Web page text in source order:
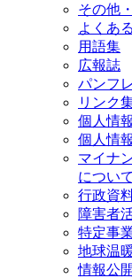
その他
よくあ
用語集
広報誌
パンフ
リンク
個人情
個人情
マイナ
について
行政資
障害者
特定事
地球温
情報公